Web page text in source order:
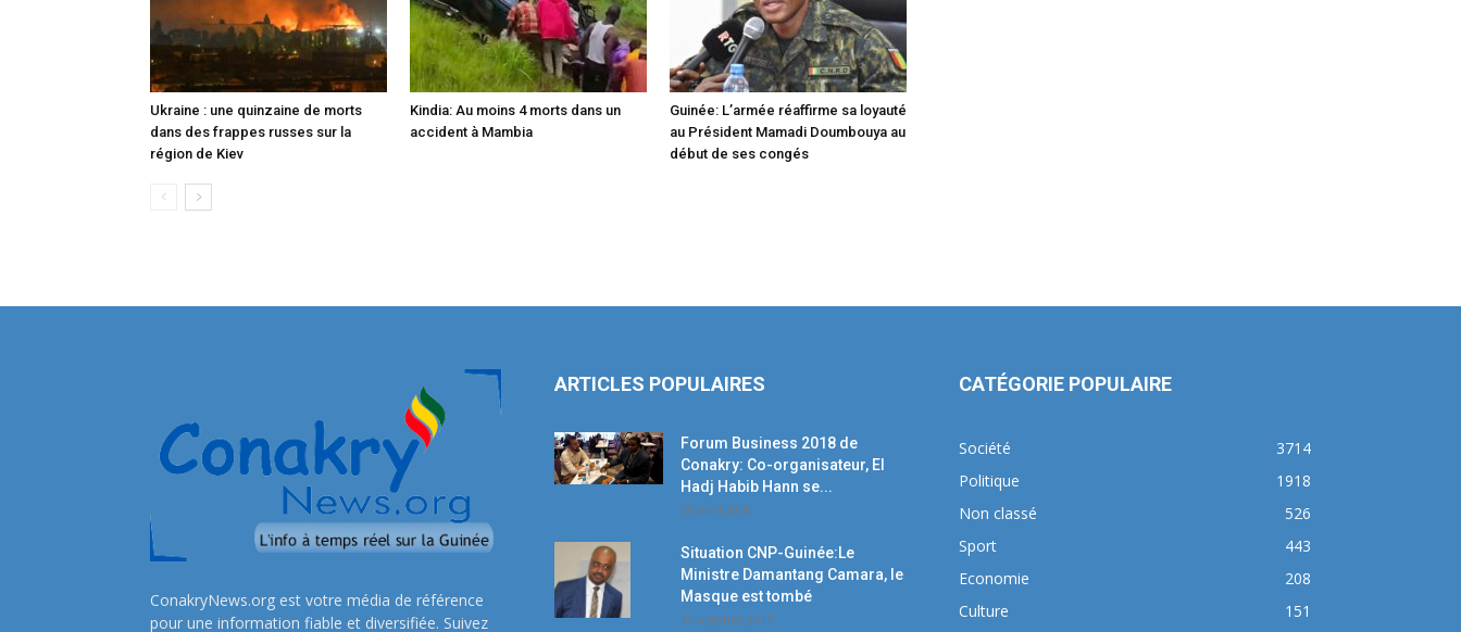
Ukraine : une quinzaine de morts
dans des frappes russes sur la
région de Kiev
Kindia: Au moins 4 morts dans un
accident à Mambia
Guinée: L’armée réaffirme sa loyauté
au Président Mamadi Doumbouya au
début de ses congés
ConakryNews.org est votre média de référence
pour une information fiable et diversifiée. Suivez
ARTICLES POPULAIRES
Forum Business 2018 de
Conakry: Co-organisateur, El
Hadj Habib Hann se...
19 avril 2018
Situation CNP-Guinée:Le
Ministre Damantang Camara, le
Masque est tombé
11 octobre 2017
CATÉGORIE POPULAIRE
Société
3714
Politique
1918
Non classé
526
Sport
443
Economie
208
Culture
151